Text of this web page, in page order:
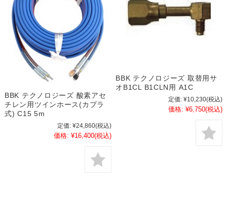
BBK テクノロジーズ 酸素アセ
チレン用ツインホース(カプラ
式) C15 5m
定価: ¥24,860(税込)
価格: ¥16,400(税込)
BBK テクノロジーズ 取替用サ
オB1CL B1CLN用 A1C
定価: ¥10,230(税込)
価格: ¥6,750(税込)